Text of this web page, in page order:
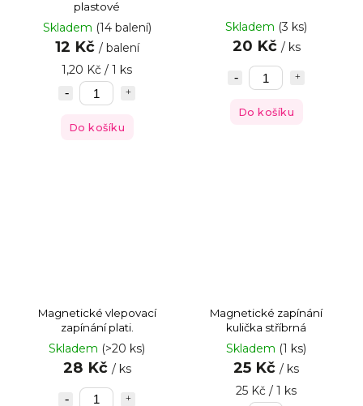
plastové
Skladem (14 balení)
12 Kč / balení
1,20 Kč / 1 ks
Do košíku
Skladem (3 ks)
20 Kč / ks
Do košíku
Magnetické vlepovací
zapínání plati.
Skladem (>20 ks)
28 Kč / ks
Magnetické zapínání
kulička stříbrná
Skladem (1 ks)
25 Kč / ks
25 Kč / 1 ks